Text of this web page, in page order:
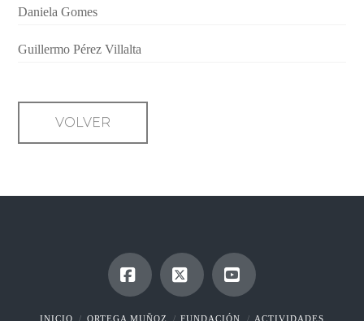
Daniela Gomes
Guillermo Pérez Villalta
VOLVER
INICIO ORTEGA MUÑOZ FUNDACIÓN ACTIVIDADES